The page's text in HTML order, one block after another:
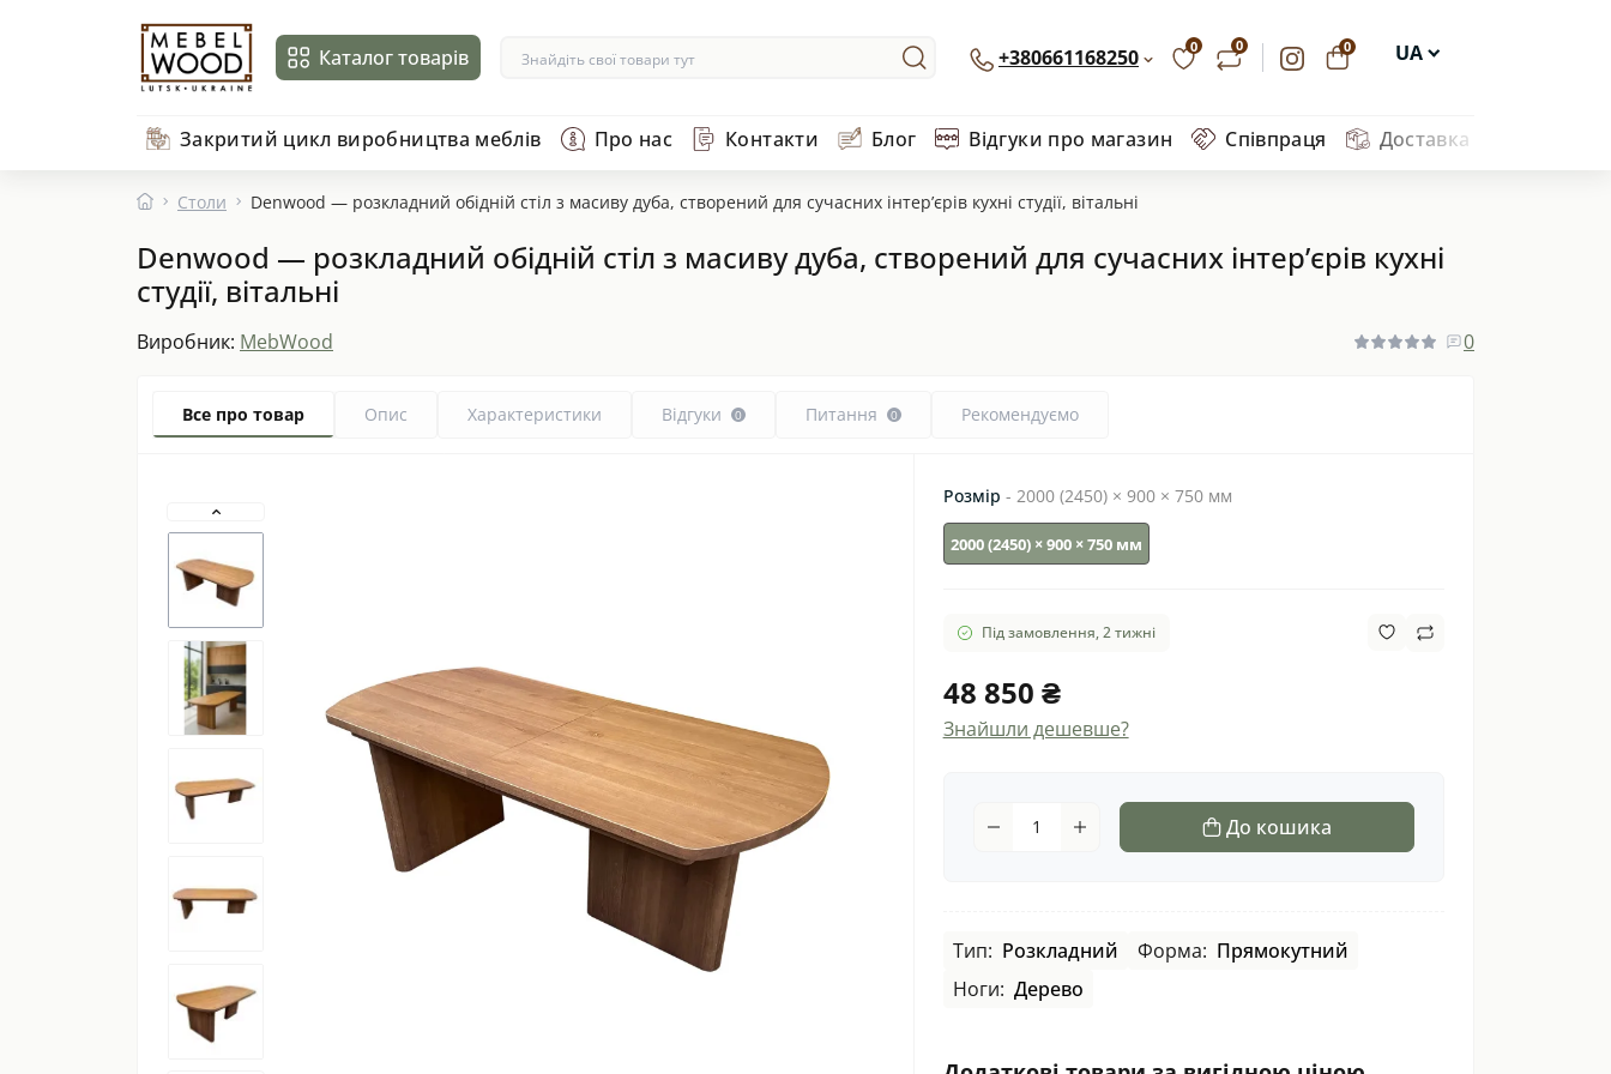
Каталог товарів +380661168250 0 0 0 UA
DE
Закритий цикл виробництва меблів Про нас Контакти Блог Відгуки про магазин Співпраця Доставка та оплата
Столи Denwood — розкладний обідній стіл з масиву дуба, створений для сучасних інтер’єрів кухні студії, вітальні
Denwood — розкладний обідній стіл з масиву дуба, створений для сучасних інтер’єрів кухні
студії, вітальні
Виробник: MebWood 0
Все про товар Опис Характеристики Відгуки 0 Питання 0 Рекомендуємо
Розмір - 2000 (2450) × 900 × 750 мм
2000 (2450) × 900 × 750 мм
Під замовлення, 2 тижні
48 850 ₴
Знайшли дешевше?
До кошика
Тип: Розкладний Форма: Прямокутний
Ноги: Дерево